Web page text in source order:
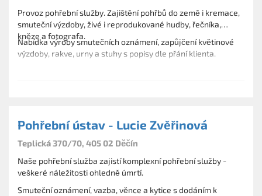
Provoz pohřební služby. Zajištění pohřbů do země i kremace,
smuteční výzdoby, živé i reprodukované hudby, řečníka,
kněze a fotografa.
Nabídka výroby smutečních oznámení, zapůjčení květinové
výzdoby, rakve, urny a stuhy s popisy dle přání klienta.
Pohřební ústav - Lucie Zvěřinová
Teplická 370/70, 405 02 Děčín
Naše pohřební služba zajistí komplexní pohřební služby -
veškeré náležitosti ohledně úmrtí.
Smuteční oznámení, vazba, věnce a kytice s dodáním k